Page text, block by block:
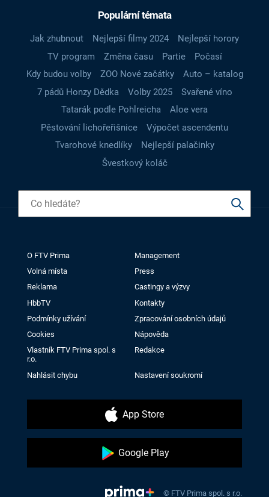
Populární témata
Jak zhubnout Nejlepší filmy 2024
Nejlepší horory
TV program
Změna času Partie
Počasí
Kdy budou volby
ZOO Nové začátky
Auto – katalog
7 pádů Honzy Dědka
Volby 2025
Svařené víno
Tatarák podle Pohlreicha
Aloe vera
Pěstování lichořeřišnice
Výpočet ascendentu
Tvarohové knedlíky
Nejlepší palačinky
Švestkový koláč
O FTV Prima
Management
Volná místa
Press
Reklama
Castingy a výzvy
HbbTV
Kontakty
Podmínky užívání
Zpracování osobních údajů
Cookies
Nápověda
Vlastník FTV Prima spol. s
r.o.
Redakce
Nahlásit chybu Nastavení soukromí
App Store
Google Play
© FTV Prima spol. s r.o.